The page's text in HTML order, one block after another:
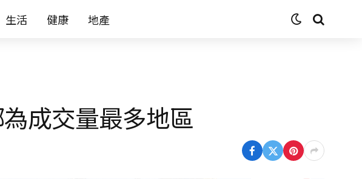
生活 健康 地產
成交量最多地區